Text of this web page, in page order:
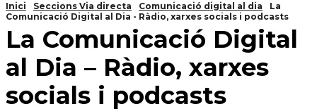
Inici Seccions Via directa Comunicació digital al dia
La
Comunicació Digital al Dia - Ràdio, xarxes socials i podcasts
La Comunicació Digital
al Dia – Ràdio, xarxes
socials i podcasts